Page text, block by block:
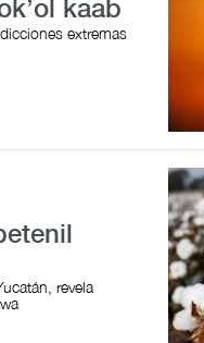
kaab
extremas
revela